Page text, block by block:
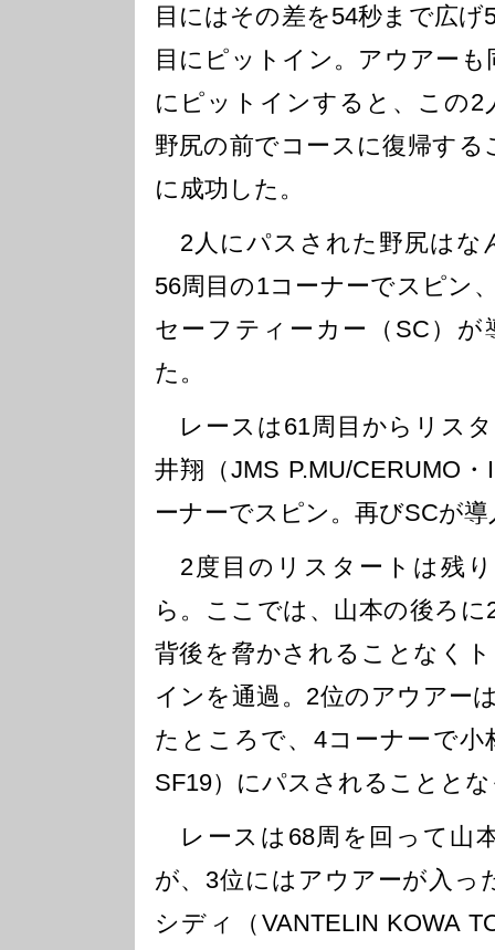
目にはその差を54秒まで広げ
目にピットイン。アウアーも
にピットインすると、この2
野尻の前でコースに復帰する
に成功した。
2人にパスされた野尻はな
56周目の1コーナーでスピン
セーフティーカー（SC）
た。
レースは61周目からリス
井翔（JMS P.MU/CERUMO
ーナーでスピン。再びSCが
2度目のリスタートは残
ら。ここでは、山本の後ろ
背後を脅かされることなく
インを通過。2位のアウアー
たところで、4コーナーで小
SF19）にパスされることと
レースは68周を回って山
が、3位にはアウアーが入っ
シディ（VANTELIN KOWA